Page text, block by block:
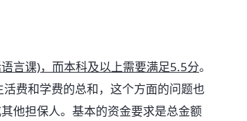
言课)，而本科及以上需要满足5.5分。
费和学费的总和，这个方面的问题也
他担保人。基本的资金要求是总金额